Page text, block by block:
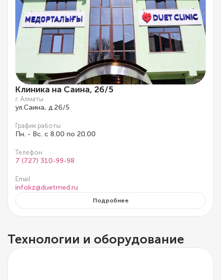
Клиника на Саина, 26/5
г. Алматы
ул.Саина, д.26/5
График работы
Пн. - Вс. с 8.00 по 20.00
Телефон
7 (727) 310-99-98
Email
infokz@duetmed.ru
Подробнее
Технологии и оборудование